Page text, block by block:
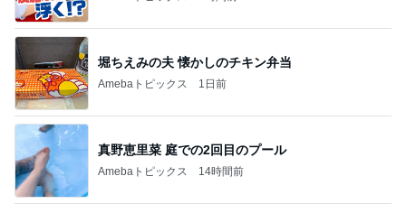
秋野暢子 日曜日もたっぷり頂いた朝食